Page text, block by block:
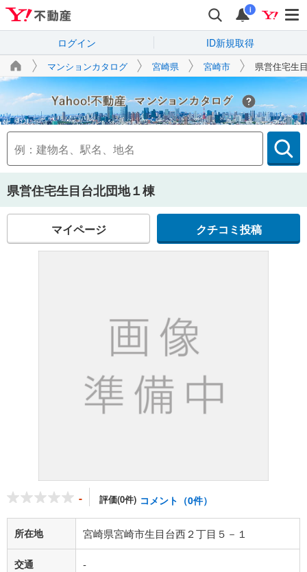
i
ログイン ID新規取得
マンションカタログ 宮崎県 宮崎市 県営住宅生
Yahoo!不動産
県営住宅生目台北団地１棟
マイページ クチコミ投稿
- 評価(0件) コメント（0件）
所在地 宮崎県宮崎市生目台西２丁目５－１
交通 -